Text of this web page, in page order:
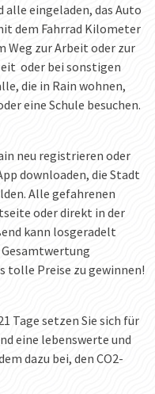
alle eingeladen, das Auto
dem Fahrrad Kilometer
Weg zur Arbeit oder zur
oder bei sonstigen
die in Rain wohnen,
eine Schule besuchen.
neu registrieren oder
downloaden, die Stadt
Alle gefahrenen
oder direkt in der
kann losgeradelt
tolle Preise zu gewinnen!
Tage setzen Sie sich für
eine lebenswerte und
dazu bei, den CO2-